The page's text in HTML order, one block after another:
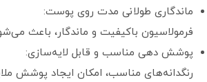
ماندگاری طولانی‌ مدت روی پوست:
فرمولاسیون باکیفیت و ماندگار، باعث
پوشش‌ دهی مناسب و قابل‌ لایه‌سازی:
رنگدانه‌های مناسب، امکان ایجاد پوشش